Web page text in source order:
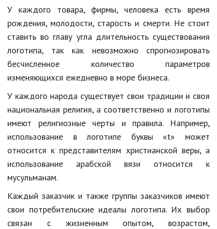
У каждого товара, фирмы, человека есть время
рождения, молодости, старость и смерти. Не стоит
ставить во главу угла длительность существования
логотипа, так как невозможно спрогнозировать
бесчисленное количество параметров
изменяющихся ежедневно в море бизнеса.
У каждого народа существует свои традиции и своя
национальная религия, а соответственно и логотипы
имеют религиозные черты и правила. Например,
использование в логотипе буквы «t» может
относится к представителям христианской веры, а
использование арабской вязи относится к
мусульманам.
Каждый заказчик и также группы заказчиков имеют
свои потребительские идеалы логотипа. Их выбор
связан с жизненным опытом, возрастом,